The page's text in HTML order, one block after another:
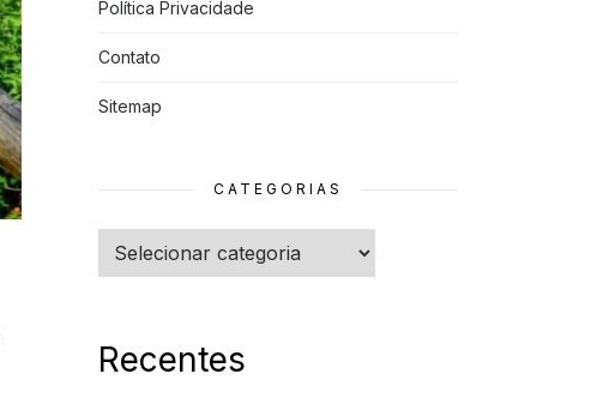
Política Privacidade
Contato
Sitemap
CATEGORIAS
Categorias
Recentes